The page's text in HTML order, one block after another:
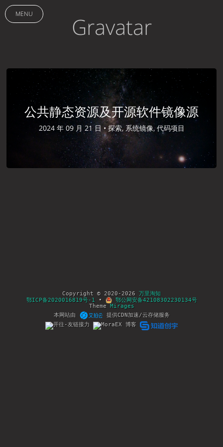
MENU Gravatar
公共静态资源及开源软件镜像源
2024 年 09 月 21 日 •探索, 系统镜像, 代码项目
Copyright © 2020-2026 万里淘知
鄂ICP备2020016819号-1 •
鄂公网安备42108302230134号
Theme Mirages
本网站由
提供CDN加速/云存储服务